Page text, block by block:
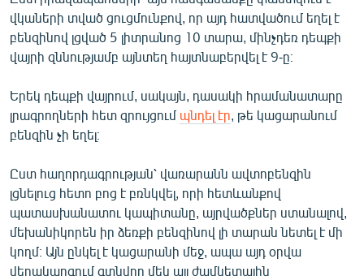
վկաների տված ցուցմունքով, որ այդ հատվածում եղել է
բենզինով լցված 5 լիտրանոց 10 տարա, մինչդեռ դեպքի
վայրի զննությամբ այնտեղ հայտնաբերվել է 9-ը։
Երեկ դեպքի վայրում, սակայն, դասակի հրամանատարը
լրագրողների հետ զրույցում պնդել էր , թե կացարանում
բենզին չի եղել։
Ըստ հաղորդագրության՝ վառարանն ավտոբենզին
լցնելուց հետո բոց է բռնկվել, որի հետևանքով
պատասխանատու կապիտանը, այրվածքներ ստանալով,
մեխանիկորեն իր ձեռքի բենզինով լի տարան նետել է մի
կողմ։ Այն ընկել է կացարանի մեջ, ապա այդ օրվա
վերակարգում գտնվող մեկ այլ ժամկետային